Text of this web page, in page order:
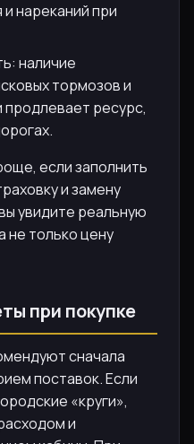
нареканий при
наличие
тормозов и
ресурс,
если заполнить
и замену
увидите реальную
не только цену
при покупке
сначала
поставок. Если
«круги»,
и